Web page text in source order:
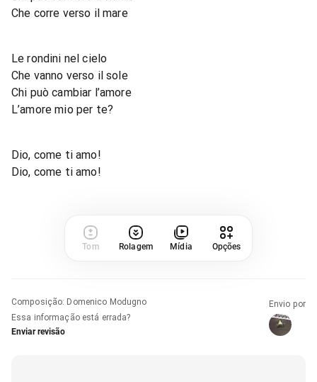
Che corre verso il mare
Le rondini nel cielo
Che vanno verso il sole
Chi può cambiar l’amore
L’amore mio per te?
Dio, come ti amo!
Dio, come ti amo!
Tom Rolagem Mídia Opções
Composição: Domenico Modugno
Essa informação está errada?
Enviar revisão
Envio por